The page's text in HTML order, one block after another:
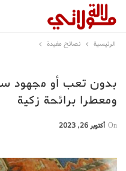
الرئيسية نصائح مفيدة
بدون تعب أو مجهود
ومعطرا برائحة زكية
On أكتوبر 26, 2023